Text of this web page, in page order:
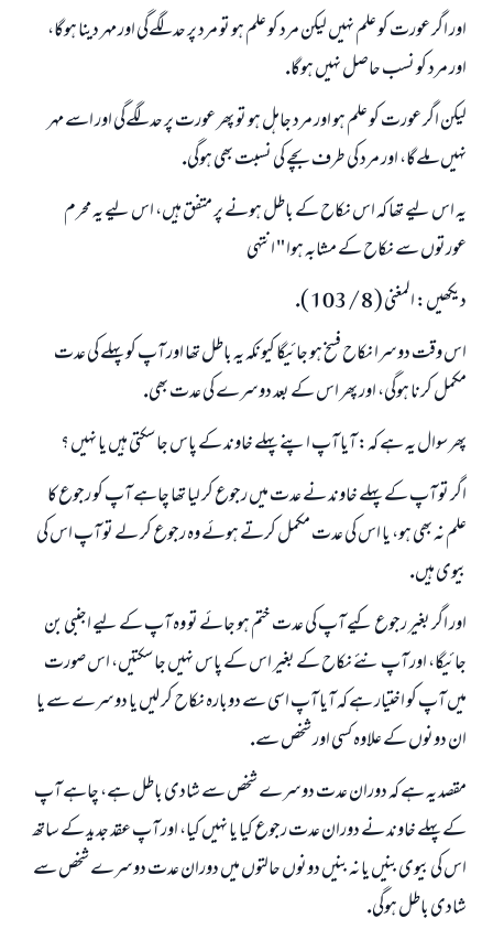
اور اگر عورت كو علم نہيں ليكن مرد كو علم ہو تو مرد پر حد لگےگى اور مہر دينا ہوگا،
اور مرد كو نسب حاصل نہيں ہوگا.
ليكن اگر عورت كو علم ہو اور مرد جاہل ہو تو پھر عورت پر حد لگےگى اور اسے مہر
نہيں ملےگا، اور مرد كى طرف بچے كى نسبت بھى ہوگى.
يہ اس ليے تھا كہ اس نكاح كے باطل ہونے پر متفق ہيں، اس ليے يہ محرم
عورتوں سے نكاح كے مشابہ ہوا " انتہى
ديكھيں: المغنى ( 8 / 103 ).
اس وقت دوسرا نكاح فسخ ہو جائيگا كيونكہ يہ باطل تھا اور آپ كو پہلے كى عدت
مكمل كرنا ہوگى، اور پھر اس كے بعد دوسرے كى عدت بھى.
پھر سوال يہ ہے كہ: آيا آپ اپنے پہلے خاوند كے پاس جا سكتى ہيں يا نہيں ؟
اگر تو آپ كے پہلے خاوند نے عدت ميں رجوع كر ليا تھا چاہے آپ كو رجوع كا
علم نہ بھى ہو، يا اس كى عدت مكمل كرتے ہوئے وہ رجوع كر لے تو آپ اس كى
بيوى ہيں.
اور اگر بغير رجوع كيے آپ كى عدت ختم ہو جائے تو وہ آپ كے ليے اجنبى بن
جائيگا، اور آپ نئے نكاح كے بغير اس كے پاس نہيں جا سكتيں، اس صورت
ميں آپ كو اختيار ہے كہ آيا آپ اسى سے دوبارہ نكاح كر ليں يا دوسرے سے يا
ان دونوں كے علاوہ كسى اور شخص سے.
مقصد يہ ہے كہ دوران عدت دوسرے شخص سے شادى باطل ہے، چاہے آپ
كے پہلے خاوند نے دوران عدت رجوع كيا يا نہيں كيا، اور آپ عقد جديد كے ساتھ
اس كى بيوى بنيں يا نہ بنيں دونوں حالتوں ميں دوران عدت دوسرے شخص سے
شادى باطل ہوگى.